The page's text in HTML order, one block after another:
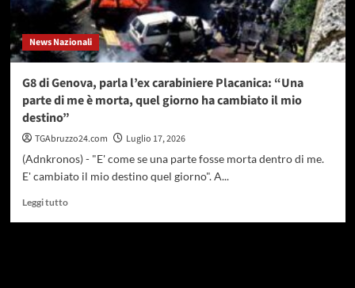
News Nazionali
G8 di Genova, parla l’ex carabiniere Placanica: “Una
parte di me è morta, quel giorno ha cambiato il mio
destino”
TGAbruzzo24.com
Luglio 17, 2026
(Adnkronos) - "E' come se una parte fosse morta dentro di me.
E' cambiato il mio destino quel giorno". A...
Leggi tuttoLeggi